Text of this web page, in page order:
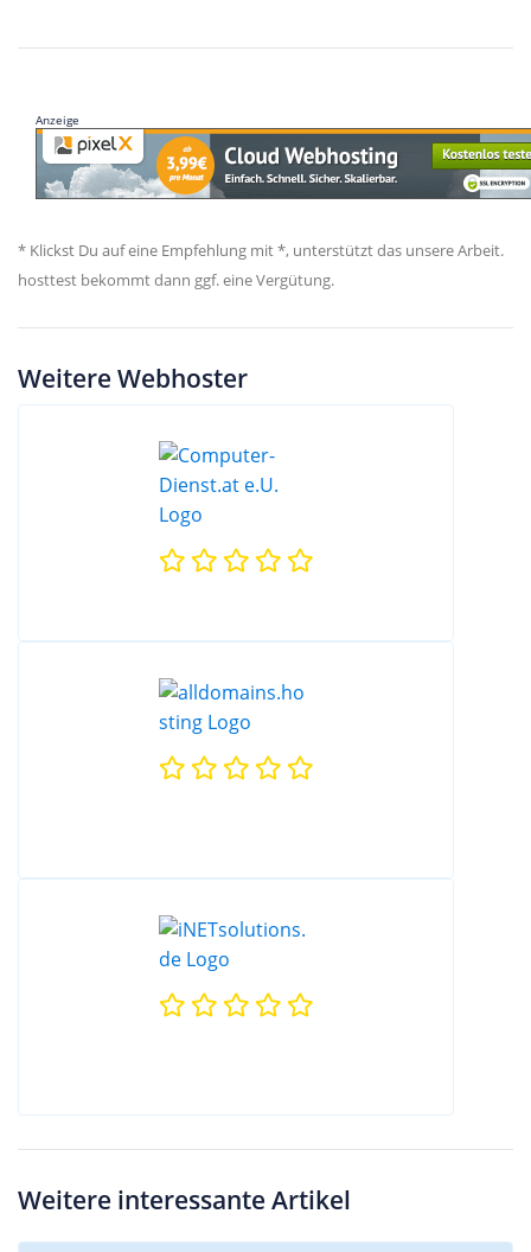
Anzeige
* Klickst Du auf eine Empfehlung mit *, unterstützt das unsere Arbeit.
hosttest bekommt dann ggf. eine Vergütung.
Weitere Webhoster
Weitere interessante Artikel